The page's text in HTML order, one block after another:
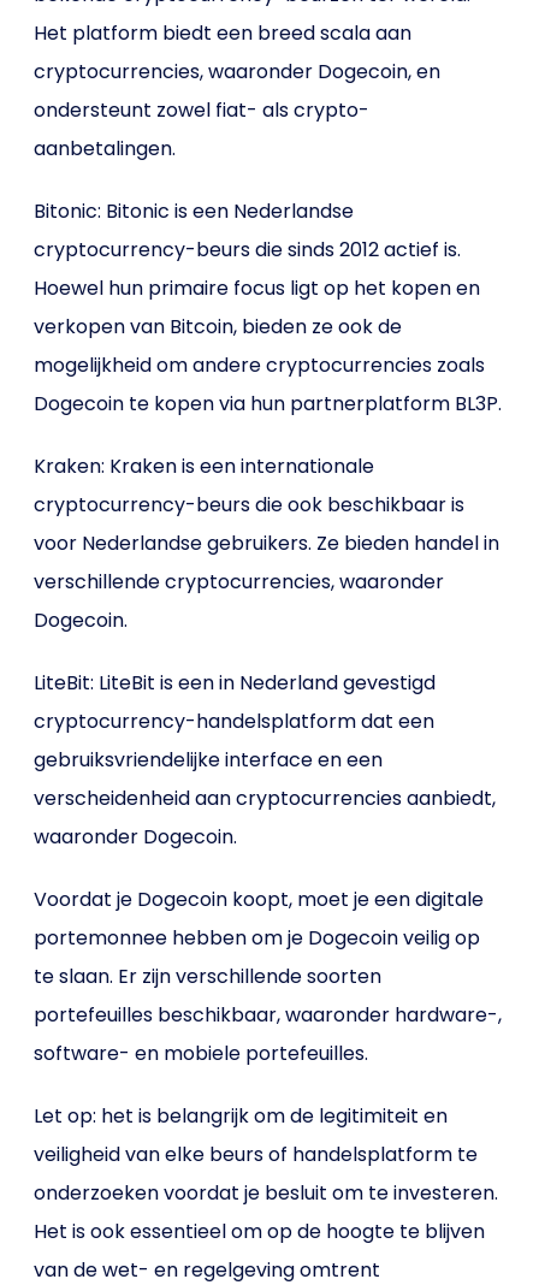
Het platform biedt een breed scala aan
cryptocurrencies, waaronder Dogecoin, en
ondersteunt zowel fiat- als crypto-
aanbetalingen.
Bitonic: Bitonic is een Nederlandse
cryptocurrency-beurs die sinds 2012 actief is.
Hoewel hun primaire focus ligt op het kopen en
verkopen van Bitcoin, bieden ze ook de
mogelijkheid om andere cryptocurrencies zoals
Dogecoin te kopen via hun partnerplatform BL3P.
Kraken: Kraken is een internationale
cryptocurrency-beurs die ook beschikbaar is
voor Nederlandse gebruikers. Ze bieden handel in
verschillende cryptocurrencies, waaronder
Dogecoin.
LiteBit: LiteBit is een in Nederland gevestigd
cryptocurrency-handelsplatform dat een
gebruiksvriendelijke interface en een
verscheidenheid aan cryptocurrencies aanbiedt,
waaronder Dogecoin.
Voordat je Dogecoin koopt, moet je een digitale
portemonnee hebben om je Dogecoin veilig op
te slaan. Er zijn verschillende soorten
portefeuilles beschikbaar, waaronder hardware-,
software- en mobiele portefeuilles.
Let op: het is belangrijk om de legitimiteit en
veiligheid van elke beurs of handelsplatform te
onderzoeken voordat je besluit om te investeren.
Het is ook essentieel om op de hoogte te blijven
van de wet- en regelgeving omtrent